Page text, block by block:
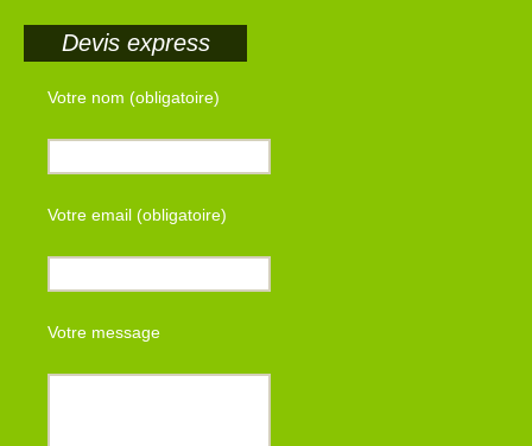
Devis express
Votre nom (obligatoire)
Votre email (obligatoire)
Votre message